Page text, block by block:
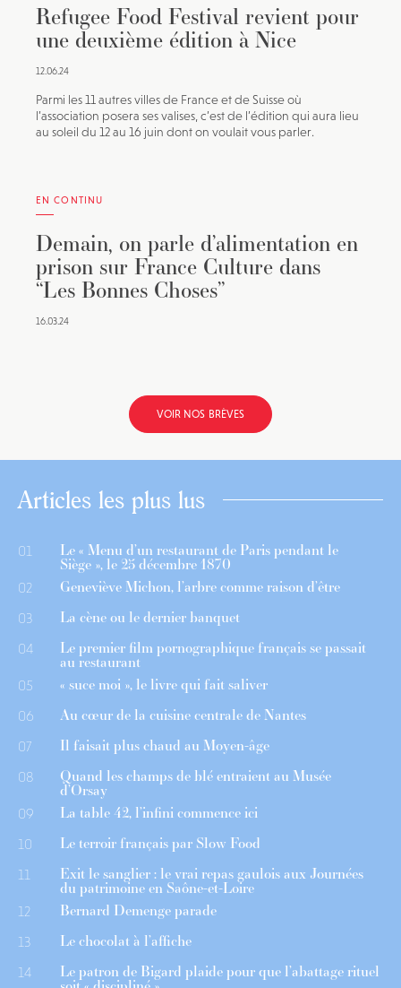
Refugee Food Festival revient pour
une deuxième édition à Nice
12.06.24
Parmi les 11 autres villes de France et de Suisse où
l’association posera ses valises, c’est de l’édition qui aura lieu
au soleil du 12 au 16 juin dont on voulait vous parler.
EN CONTINU
Demain, on parle d’alimentation en
prison sur France Culture dans
“Les Bonnes Choses”
16.03.24
VOIR NOS BRÈVES
Articles les plus lus
01 Le « Menu d’un restaurant de Paris pendant le
Siège », le 25 décembre 1870
02 Geneviève Michon, l’arbre comme raison d’être
03 La cène ou le dernier banquet
04 Le premier film pornographique français se passait
au restaurant
05 « suce moi », le livre qui fait saliver
06 Au cœur de la cuisine centrale de Nantes
07 Il faisait plus chaud au Moyen-âge
08 Quand les champs de blé entraient au Musée
d’Orsay
09 La table 42, l’infini commence ici
10 Le terroir français par Slow Food
11 Exit le sanglier : le vrai repas gaulois aux Journées
du patrimoine en Saône-et-Loire
12 Bernard Demenge parade
13 Le chocolat à l’affiche
14 Le patron de Bigard plaide pour que l’abattage rituel